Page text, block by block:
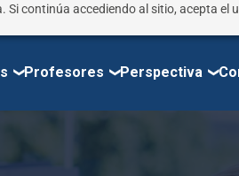
continúa accediendo al sitio, acepta el
Profesores Perspectiva